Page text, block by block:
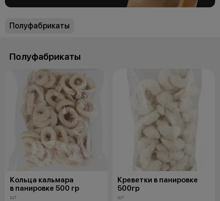
Полуфабрикаты
Полуфабрикаты
Кольца кальмара
в панировке 500 гр
шт
Креветки в панировке
500гр
шт